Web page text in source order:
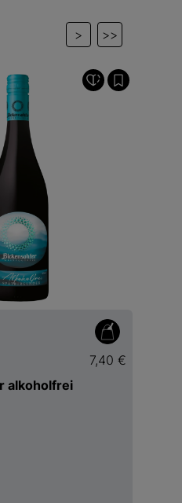
> >>
7,40 €
alkoholfrei